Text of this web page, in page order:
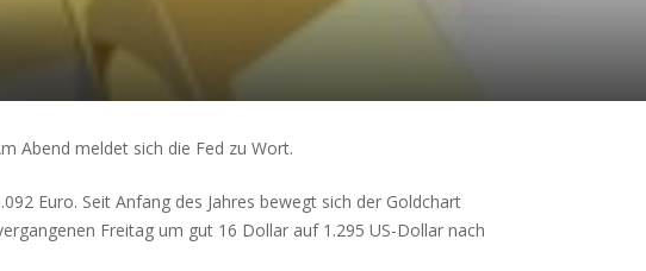
Abend meldet sich die Fed zu Wort.
Euro. Seit Anfang des Jahres bewegt sich der Goldchart
Freitag um gut 16 Dollar auf 1.295 US-Dollar nach